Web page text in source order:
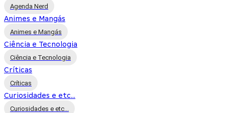
Agenda Nerd
Animes e Mangás
Animes e Mangás
Ciência e Tecnologia
Ciência e Tecnologia
Críticas
Críticas
Curiosidades e etc...
Curiosidades e etc...